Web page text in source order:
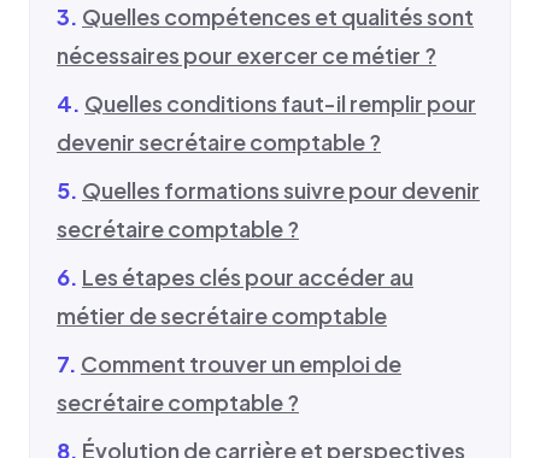
Quelles compétences et qualités sont
nécessaires pour exercer ce métier ?
Quelles conditions faut-il remplir pour
devenir secrétaire comptable ?
Quelles formations suivre pour devenir
secrétaire comptable ?
Les étapes clés pour accéder au
métier de secrétaire comptable
Comment trouver un emploi de
secrétaire comptable ?
Évolution de carrière et perspectives